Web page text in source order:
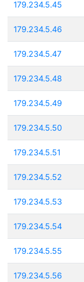
179.234.5.45
179.234.5.46
179.234.5.47
179.234.5.48
179.234.5.49
179.234.5.50
179.234.5.51
179.234.5.52
179.234.5.53
179.234.5.54
179.234.5.55
179.234.5.56